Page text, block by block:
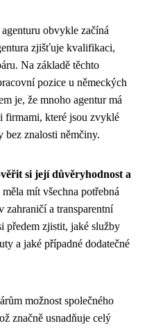
obvykle začíná
zjišťuje kvalifikaci,
Na základě těchto
pozice u německých
je, že mnoho agentur má
firmami, které jsou zvyklé
bez znalosti němčiny.
si její důvěryhodnost a
mít všechna potřebná
zahraničí a transparentní
předem zjistit, jaké služby
a jaké případné dodatečné
možnost společného
značně usnadňuje celý